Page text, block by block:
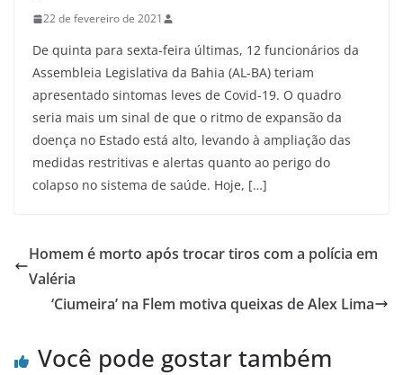
22 de fevereiro de 2021
De quinta para sexta-feira últimas, 12 funcionários da
Assembleia Legislativa da Bahia (AL-BA) teriam
apresentado sintomas leves de Covid-19. O quadro
seria mais um sinal de que o ritmo de expansão da
doença no Estado está alto, levando à ampliação das
medidas restritivas e alertas quanto ao perigo do
colapso no sistema de saúde. Hoje, […]
Homem é morto após trocar tiros com a polícia em
Valéria
‘Ciumeira’ na Flem motiva queixas de Alex Lima
Você pode gostar também